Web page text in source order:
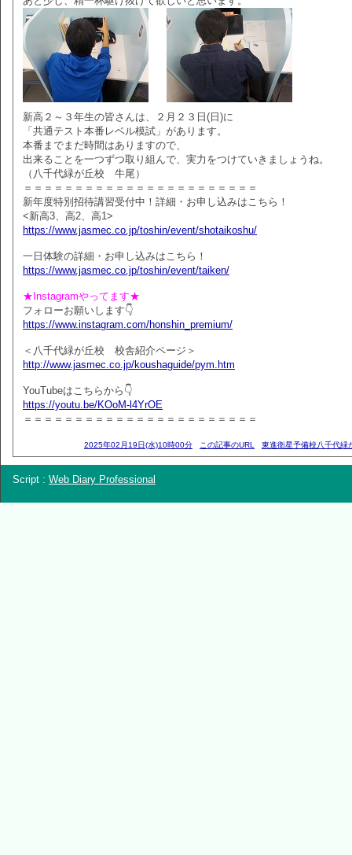
新高２～３年生の皆さんは、２月２３日(日)に
「共通テスト本番レベル模試」があります。
本番までまだ時間はありますので、
出来ることを一つずつ取り組んで、実力をつけていきましょうね。
（八千代緑が丘校 牛尾）
＝＝＝＝＝＝＝＝＝＝＝＝＝＝＝＝＝＝＝＝＝＝＝
新年度特別招待講習受付中！詳細・お申し込みはこちら！
<新高3、高2、高1>
https://www.jasmec.co.jp/toshin/event/shotaikoshu/
一日体験の詳細・お申し込みはこちら！
https://www.jasmec.co.jp/toshin/event/taiken/
★Instagramやってます★
フォローお願いします👇
https://www.instagram.com/honshin_premium/
＜八千代緑が丘校 校舎紹介ページ＞
http://www.jasmec.co.jp/koushaguide/pym.htm
YouTubeはこちらから👇
https://youtu.be/KOoM-l4YrOE
＝＝＝＝＝＝＝＝＝＝＝＝＝＝＝＝＝＝＝＝＝＝＝
2025年02月19日(水)10時00分 この記事のURL 東進衛星予備校八千代緑
Script : Web Diary Professional